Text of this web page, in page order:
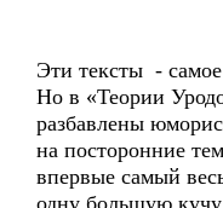
Эти тексты -
Но в «Теории
разбавлены
на посторонние
впервые самый
одну большую